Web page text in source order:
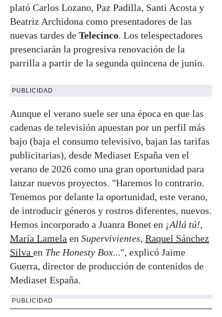
plató Carlos Lozano, Paz Padilla, Santi Acosta y
Beatriz Archidona como presentadores de las
nuevas tardes de Telecinco. Los telespectadores
presenciarán la progresiva renovación de la
parrilla a partir de la segunda quincena de junio.
PUBLICIDAD
Aunque el verano suele ser una época en que las
cadenas de televisión apuestan por un perfil más
bajo (baja el consumo televisivo, bajan las tarifas
publicitarias), desde Mediaset España ven el
verano de 2026 como una gran oportunidad para
lanzar nuevos proyectos. "Haremos lo contrario.
Tenemos por delante la oportunidad, este verano,
de introducir géneros y rostros diferentes, nuevos.
Hemos incorporado a Juanra Bonet en ¡Allá tú!,
María Lamela en Supervivientes, Raquel Sánchez
Silva en The Honesty Box...", explicó Jaime
Guerra, director de producción de contenidos de
Mediaset España.
PUBLICIDAD